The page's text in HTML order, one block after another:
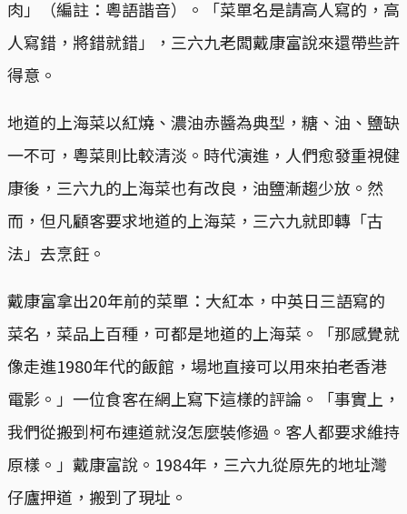
肉」（編註：粵語諧音）。「菜單名是請高人寫的，高
人寫錯，將錯就錯」，三六九老闆戴康富說來還帶些許
得意。
地道的上海菜以紅燒、濃油赤醬為典型，糖、油、鹽缺
一不可，粵菜則比較清淡。時代演進，人們愈發重視健
康後，三六九的上海菜也有改良，油鹽漸趨少放。然
而，但凡顧客要求地道的上海菜，三六九就即轉「古
法」去烹飪。
戴康富拿出20年前的菜單：大紅本，中英日三語寫的
菜名，菜品上百種，可都是地道的上海菜。「那感覺就
像走進1980年代的飯館，場地直接可以用來拍老香港
電影。」一位食客在網上寫下這樣的評論。「事實上，
我們從搬到柯布連道就沒怎麼裝修過。客人都要求維持
原樣。」戴康富說。1984年，三六九從原先的地址灣
仔廬押道，搬到了現址。